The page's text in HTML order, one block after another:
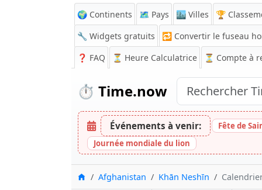
🌍 Continents 🗺️ Pays 🏙️ Villes 🏆
🔧 Widgets gratuits
🔁 Convertir le fuseau
❓ FAQ ⏳ Heure Calculatrice ⏳ Compte à
⏱️ Time.now
Événements à venir: Fête de
Journée mondiale du lion
Accueil
Afghanistan Khān Neshīn